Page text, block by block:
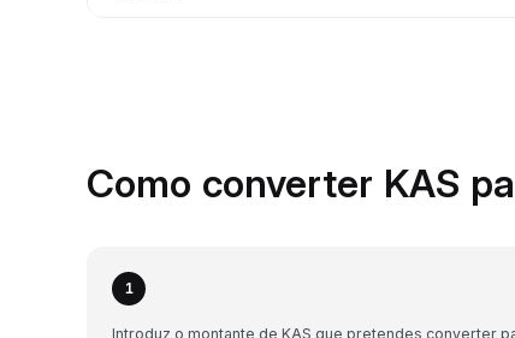
Como converter KAS
1
Introduz o montante de KAS que pretendes converter